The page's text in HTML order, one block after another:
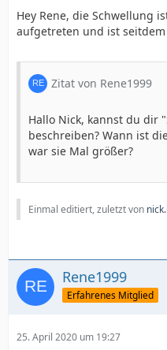
Hey Rene, die Schwellung
aufgetreten und ist
Zitat von Rene1999
Hallo Nick, kannst du dir
beschreiben? Wann ist
war sie Mal größer?
Einmal editiert, zuletzt von
Rene1999
Erfahrenes Mitglied
25. April 2020 um 19:27